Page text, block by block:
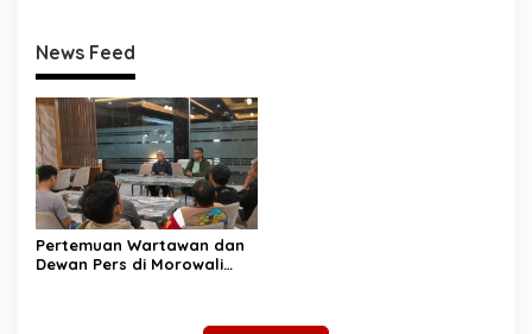
News Feed
Pertemuan Wartawan dan
Dewan Pers di Morowali